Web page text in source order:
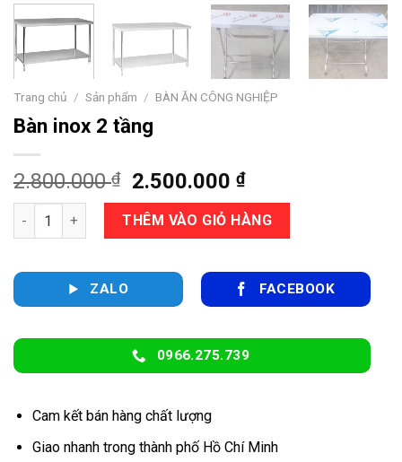
Trang chủ / Sản phẩm / BÀN ĂN CÔNG NGHIỆP
Bàn inox 2 tầng
2.800.000₫
Giá
gốc
là:
2.800.000 ₫.
2.500.000₫Giá
hiện
tại
là:
2.500.000 ₫.
Bàn inox 2 tầng số lượngTHÊM VÀO GIỎ HÀNG
ZALO FACEBOOK
0966.275.739
Cam kết bán hàng chất lượng
Giao nhanh trong thành phố Hồ Chí Minh